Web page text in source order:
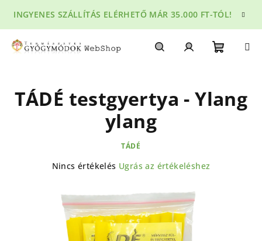
fő
tartalomhoz
INGYENES SZÁLLÍTÁS ELÉRHETŐ MÁR 35.000 FT-TÓL!
TÁDÉ testgyertya - Ylang
ylang
TÁDÉ
A
értékelése
Nincs értékelés Ugrás az értékeléshez